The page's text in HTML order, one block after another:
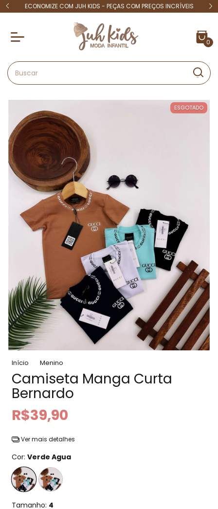
15 ECONOMIZE COM JUH KIDS - PEÇAS COM PREÇOS INCRÍVEIS 4X
0
ESGOTADO
Início Menino
Camiseta Manga Curta
Bernardo
R$39,90
Ver mais detalhes
Cor: Verde Agua
Tamanho: 4